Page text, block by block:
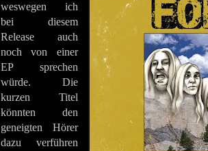
weswegen ich
bei diesem
Release auch
noch von einer
EP sprechen
würde. Die
kurzen Titel
könnten den
geneigten Hörer
dazu verführen